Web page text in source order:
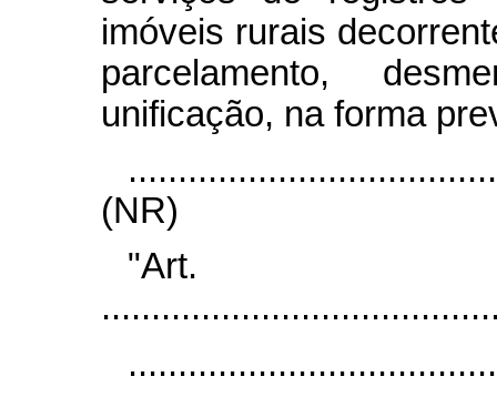
imóveis rurais
parcelamento,
unificação, na forma
(NR)